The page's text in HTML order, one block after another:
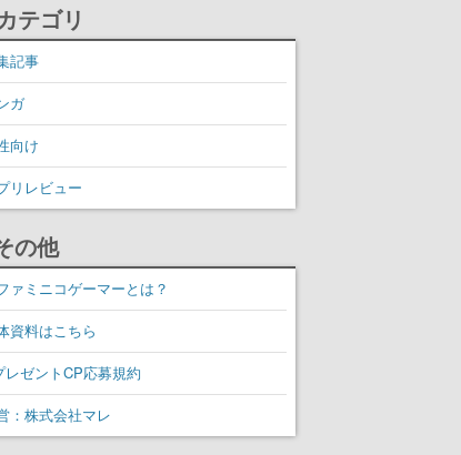
テゴリ
記事
ガ
向け
リレビュー
の他
ァミニコゲーマーとは？
資料はこちら
レゼントCP応募規約
：株式会社マレ